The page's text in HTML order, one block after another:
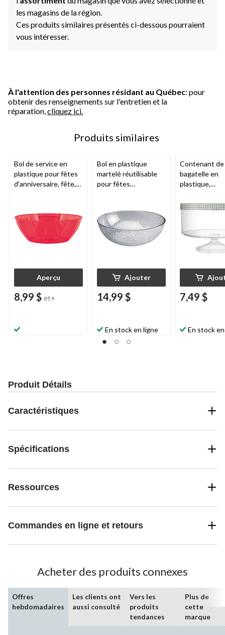
les magasins de la région.
Ces produits similaires présentés ci-dessous pourraient
vous intéresser.
À l'attention des personnes résidant au Québec: pour
obtenir des renseignements sur l'entretien et la
réparation, cliquez ici.
Produits similaires
Bol de service en
plastique pour fêtes
d'anniversaire, fête,
10 pintes
Aperçu
8,99 $ et+
Bol en plastique
martelé réutilisable
pour fêtes
transparent, 12 po
Ajouter
14,99 $
En stock en ligne
Contenant
bagatelle en
plastique,
prénatales,
7,49 $
En stock
Produit Détails
Caractéristiques
Spécifications
Ressources
Commandes en ligne et retours
Acheter des produits connexes
Offres
hebdomadaires
Les clients ont
aussi consulté
Vers les
produits
tendances
Plus de
cette
marque